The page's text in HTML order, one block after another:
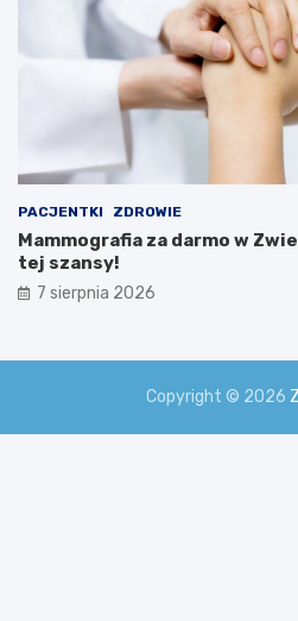
PACJENTKI ZDROWIE
Mammografia za darmo w
tej szansy!
7 sierpnia 2026
Copyright © 2026